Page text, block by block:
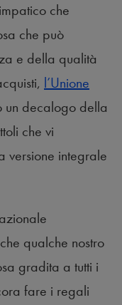
che
che può
e della qualità
l’Unione
un decalogo della
che vi
versione integrale
qualche nostro
gradita a tutti i
fare i regali